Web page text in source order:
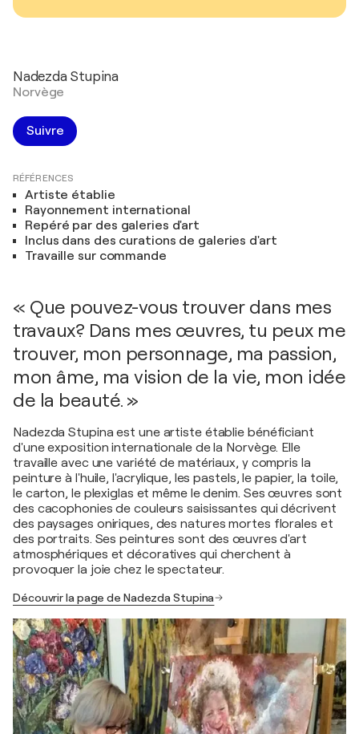
Nadezda Stupina
Norvège
Suivre
RÉFÉRENCES
Artiste établie
Rayonnement international
Repéré par des galeries d'art
Inclus dans des curations de galeries d'art
Travaille sur commande
« Que pouvez-vous trouver dans mes
travaux? Dans mes œuvres, tu peux me
trouver, mon personnage, ma passion,
mon âme, ma vision de la vie, mon idée
de la beauté. »
Nadezda Stupina est une artiste établie bénéficiant
d'une exposition internationale de la Norvège. Elle
travaille avec une variété de matériaux, y compris la
peinture à l'huile, l'acrylique, les pastels, le papier, la toile,
le carton, le plexiglas et même le denim. Ses œuvres sont
des cacophonies de couleurs saisissantes qui décrivent
des paysages oniriques, des natures mortes florales et
des portraits. Ses peintures sont des œuvres d'art
atmosphériques et décoratives qui cherchent à
provoquer la joie chez le spectateur.
Découvrir la page de Nadezda Stupina